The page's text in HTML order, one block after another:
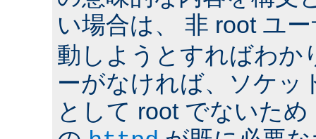
い場合は、 非 root ユ
動しようとすればわか
ーがなければ、ソケッ
として root でないた